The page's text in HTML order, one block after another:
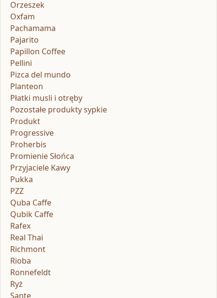
Orzeszek
Oxfam
Pachamama
Pajarito
Papillon Coffee
Pellini
Pizca del mundo
Planteon
Płatki musli i otręby
Pozostałe produkty sypkie
Produkt
Progressive
Proherbis
Promienie Słońca
Przyjaciele Kawy
Pukka
PZZ
Quba Caffe
Qubik Caffe
Rafex
Real Thai
Richmont
Rioba
Ronnefeldt
Ryż
Sante